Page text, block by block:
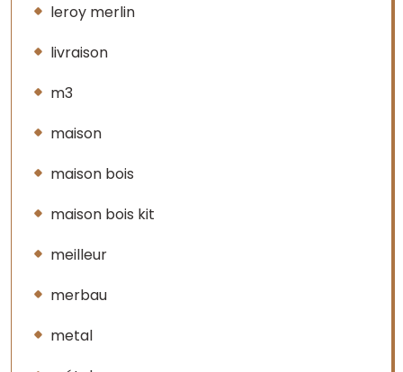
leroy merlin
livraison
m3
maison
maison bois
maison bois kit
meilleur
merbau
metal